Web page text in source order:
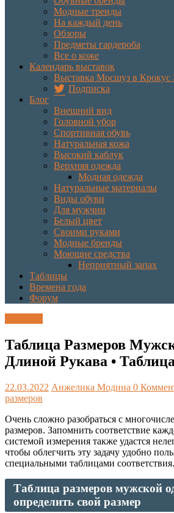
Модные тренды
На каждый день
Обзоры
Предметы гардероба
Все о коже
Календарь выставок
Выставка Мосшуз в Крокус
Подписка
Блог
Внешний вид
Головной убор
Спортивная обувь
Натуральная кожа
Высокий каблук
Верхняя одежда
Модная одежда
Натуральные материалы
Виды обуви
Для мужчин
Белый цвет
Своими руками
Модные бренды
Моющие средства
Неприятный запах
Таблицы
Времена года
Форум
Таблица Размеров
Длиной Рукава •
22.03.2022 Анжелика Модина 0
размеров
Очень сложно разобраться с
размеров. Запомнить соответствие
системой измерения также удастся
чтобы облегчить эту задачу удобно
специальными таблицами соответствия.
Таблица размеров мужской
определить свой размер